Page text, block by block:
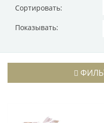
Сортировать:
Показывать: